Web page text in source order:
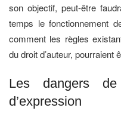
son objectif, peut-être
temps le fonctionnement
comment les règles
du droit d’auteur, pourraient
Les dangers
d’expression